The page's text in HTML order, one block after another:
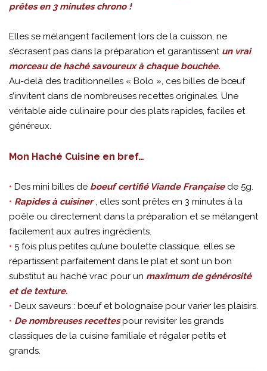
prêtes en 3 minutes chrono !
Elles se mélangent facilement lors de la cuisson, ne
s’écrasent pas dans la préparation et garantissent un vrai
morceau de haché savoureux à chaque bouchée.
Au-delà des traditionnelles « Bolo », ces billes de bœuf
s’invitent dans de nombreuses recettes originales. Une
véritable aide culinaire pour des plats rapides, faciles et
généreux.
Mon Haché Cuisine en bref…
• Des mini billes de boeuf certifié Viande Françaisede 5g.
• Rapides à cuisiner, elles sont prêtes en 3 minutes à la
poêle ou directement dans la préparation et se mélangent
facilement aux autres ingrédients.
• 5 fois plus petites qu’une boulette classique, elles se
répartissent parfaitement dans le plat et sont un bon
substitut au haché vrac pour un maximum de générosité
et de texture.
• Deux saveurs : bœuf et bolognaise pour varier les plaisirs.
• De nombreuses recettespour revisiter les grands
classiques de la cuisine familiale et régaler petits et
grands.